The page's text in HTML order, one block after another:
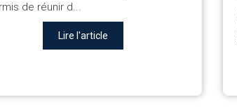
de réunir d...
Lire l'article